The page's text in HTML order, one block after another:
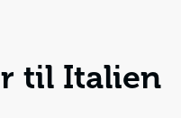
til Italien